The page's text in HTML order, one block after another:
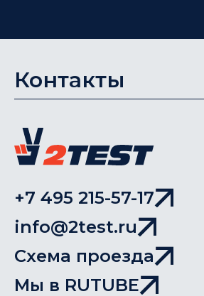
Контакты
+7 495 215-57-17
info@2test.ru
Схема проезда
Мы в RUTUBE